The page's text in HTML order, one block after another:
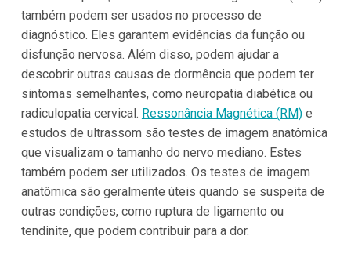
também podem ser usados no processo de
diagnóstico. Eles garantem evidências da função ou
disfunção nervosa. Além disso, podem ajudar a
descobrir outras causas de dormência que podem ter
sintomas semelhantes, como neuropatia diabética ou
radiculopatia cervical. Ressonância Magnética (RM)e
estudos de ultrassom são testes de imagem anatômica
que visualizam o tamanho do nervo mediano. Estes
também podem ser utilizados. Os testes de imagem
anatômica são geralmente úteis quando se suspeita de
outras condições, como ruptura de ligamento ou
tendinite, que podem contribuir para a dor.